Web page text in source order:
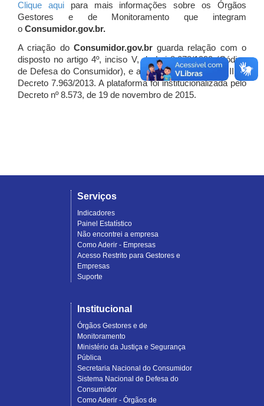
Clique aquipara mais informações sobre os Órgãos
Gestores e de Monitoramento que integram
o Consumidor.gov.br.
A criação do Consumidor.gov.brguarda relação com o
disposto no artigo 4º, inciso V, da Lei 8.078/1990 (Código
de Defesa do Consumidor), e artigo 7º, incisos I, II e III do
Decreto 7.963/2013. A plataforma foi institucionalizada pelo
Decreto nº 8.573, de 19 de novembro de 2015.
Serviços
Indicadores
Painel Estatístico
Não encontrei a empresa
Como Aderir - Empresas
Acesso Restrito para Gestores e
Empresas
Suporte
Institucional
Órgãos Gestores e de
Monitoramento
Ministério da Justiça e Segurança
Pública
Secretaria Nacional do Consumidor
Sistema Nacional de Defesa do
Consumidor
Como Aderir - Órgãos de